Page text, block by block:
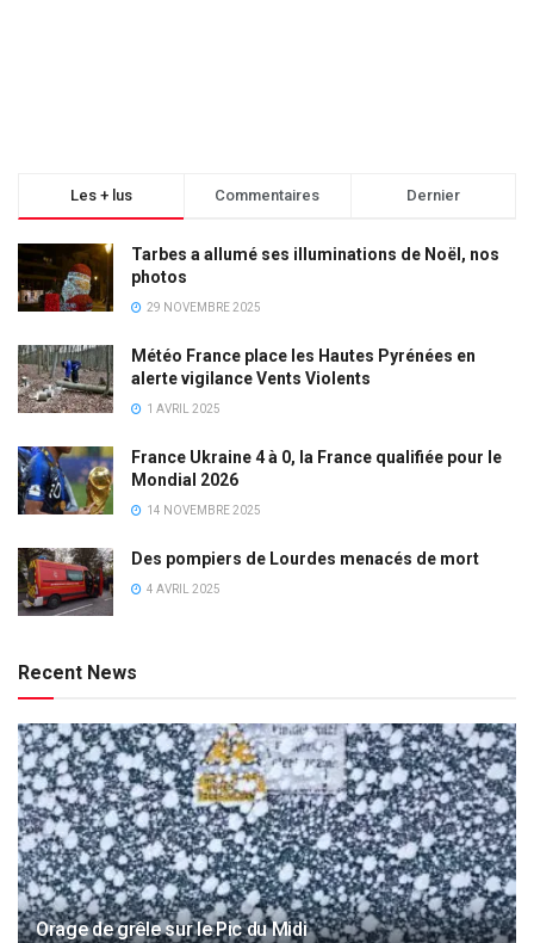
Les + lus Commentaires Dernier
Tarbes a allumé ses illuminations de Noël, nos
photos
29 NOVEMBRE 2025
Météo France place les Hautes Pyrénées en
alerte vigilance Vents Violents
1 AVRIL 2025
France Ukraine 4 à 0, la France qualifiée pour le
Mondial 2026
14 NOVEMBRE 2025
Des pompiers de Lourdes menacés de mort
4 AVRIL 2025
Recent News
Orage de grêle sur le Pic du Midi